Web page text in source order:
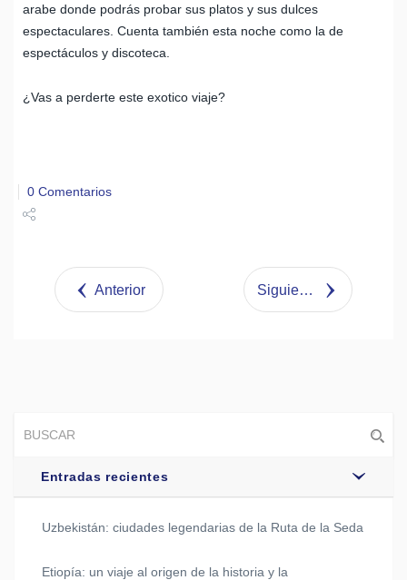
arabe donde podrás probar sus platos y sus dulces
espectaculares. Cuenta también esta noche como la de
espectáculos y discoteca.
¿Vas a perderte este exotico viaje?
0 Comentarios
Tweet
Anterior Siguiente
Entradas recientes
Uzbekistán: ciudades legendarias de la Ruta de la Seda
Etiopía: un viaje al origen de la historia y la